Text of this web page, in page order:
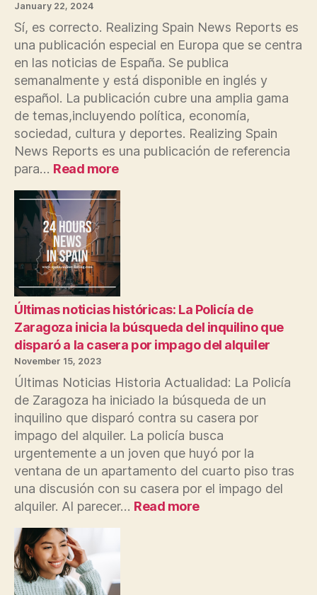
January 22, 2024
Sí, es correcto. Realizing Spain News Reports es
una publicación especial en Europa que se centra
en las noticias de España. Se publica
semanalmente y está disponible en inglés y
español. La publicación cubre una amplia gama
de temas,incluyendo política, economía,
sociedad, cultura y deportes. Realizing Spain
News Reports es una publicación de referencia
para… Read more:
Spain
una
publicación
en
Europa
Últimas noticias históricas: La Policía de
Zaragoza inicia la búsqueda del inquilino que
disparó a la casera por impago del alquiler
November 15, 2023
Últimas Noticias Historia Actualidad: La Policía
de Zaragoza ha iniciado la búsqueda de un
inquilino que disparó contra su casera por
impago del alquiler. La policía busca
urgentemente a un joven que huyó por la
ventana de un apartamento del cuarto piso tras
una discusión con su casera por el impago del
alquiler. Al parecer… Read more: